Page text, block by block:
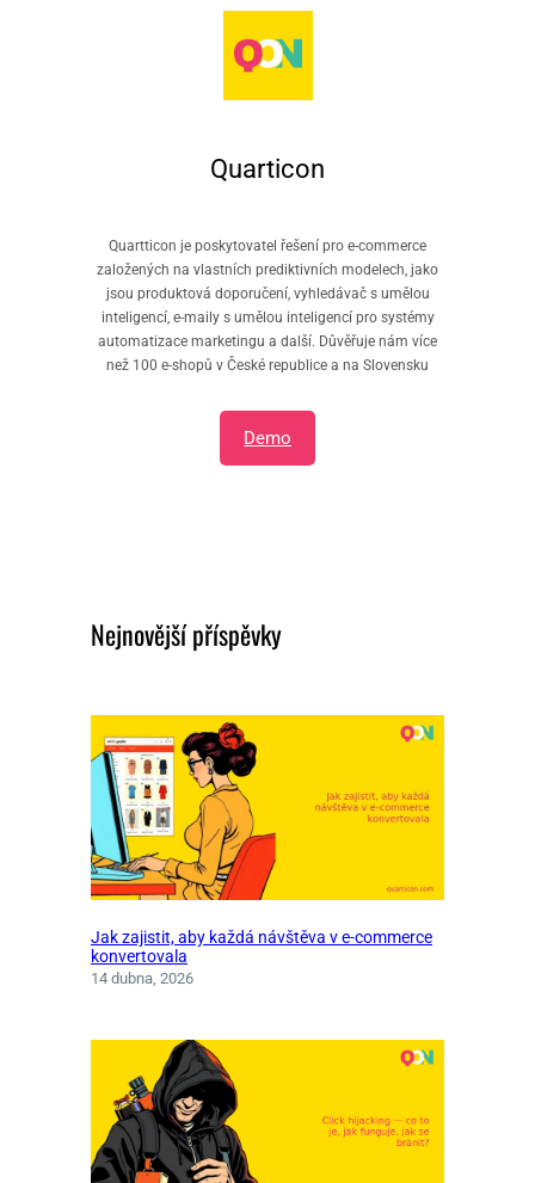
Quarticon
Quartticon je poskytovatel řešení pro e-commerce
založených na vlastních prediktivních modelech, jako
jsou produktová doporučení, vyhledávač s umělou
inteligencí, e-maily s umělou inteligencí pro systémy
automatizace marketingu a další. Důvěřuje nám více
než 100 e-shopů v České republice a na Slovensku
Demo
Nejnovější příspěvky
Jak zajistit, aby každá návštěva v e-commerce
konvertovala
14 dubna, 2026